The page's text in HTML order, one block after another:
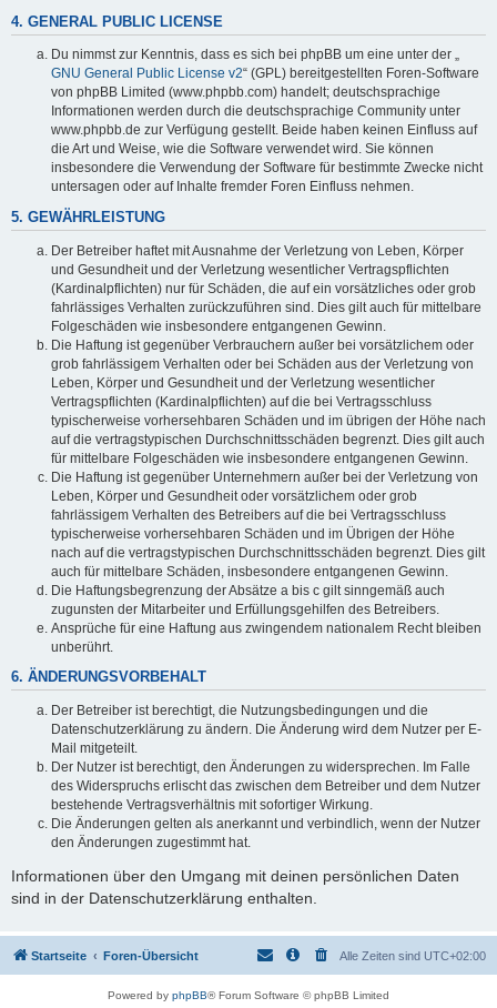
4. GENERAL PUBLIC LICENSE
Du nimmst zur Kenntnis, dass es sich bei phpBB um eine unter der „
GNU General Public License v2“ (GPL) bereitgestellten Foren-Software
von phpBB Limited (www.phpbb.com) handelt; deutschsprachige
Informationen werden durch die deutschsprachige Community unter
www.phpbb.de zur Verfügung gestellt. Beide haben keinen Einfluss auf
die Art und Weise, wie die Software verwendet wird. Sie können
insbesondere die Verwendung der Software für bestimmte Zwecke nicht
untersagen oder auf Inhalte fremder Foren Einfluss nehmen.
5. GEWÄHRLEISTUNG
Der Betreiber haftet mit Ausnahme der Verletzung von Leben, Körper
und Gesundheit und der Verletzung wesentlicher Vertragspflichten
(Kardinalpflichten) nur für Schäden, die auf ein vorsätzliches oder grob
fahrlässiges Verhalten zurückzuführen sind. Dies gilt auch für mittelbare
Folgeschäden wie insbesondere entgangenen Gewinn.
Die Haftung ist gegenüber Verbrauchern außer bei vorsätzlichem oder
grob fahrlässigem Verhalten oder bei Schäden aus der Verletzung von
Leben, Körper und Gesundheit und der Verletzung wesentlicher
Vertragspflichten (Kardinalpflichten) auf die bei Vertragsschluss
typischerweise vorhersehbaren Schäden und im übrigen der Höhe nach
auf die vertragstypischen Durchschnittsschäden begrenzt. Dies gilt auch
für mittelbare Folgeschäden wie insbesondere entgangenen Gewinn.
Die Haftung ist gegenüber Unternehmern außer bei der Verletzung von
Leben, Körper und Gesundheit oder vorsätzlichem oder grob
fahrlässigem Verhalten des Betreibers auf die bei Vertragsschluss
typischerweise vorhersehbaren Schäden und im Übrigen der Höhe
nach auf die vertragstypischen Durchschnittsschäden begrenzt. Dies gilt
auch für mittelbare Schäden, insbesondere entgangenen Gewinn.
Die Haftungsbegrenzung der Absätze a bis c gilt sinngemäß auch
zugunsten der Mitarbeiter und Erfüllungsgehilfen des Betreibers.
Ansprüche für eine Haftung aus zwingendem nationalem Recht bleiben
unberührt.
6. ÄNDERUNGSVORBEHALT
Der Betreiber ist berechtigt, die Nutzungsbedingungen und die
Datenschutzerklärung zu ändern. Die Änderung wird dem Nutzer per E-
Mail mitgeteilt.
Der Nutzer ist berechtigt, den Änderungen zu widersprechen. Im Falle
des Widerspruchs erlischt das zwischen dem Betreiber und dem Nutzer
bestehende Vertragsverhältnis mit sofortiger Wirkung.
Die Änderungen gelten als anerkannt und verbindlich, wenn der Nutzer
den Änderungen zugestimmt hat.
Informationen über den Umgang mit deinen persönlichen Daten
sind in der Datenschutzerklärung enthalten.
Startseite Foren-Übersicht Alle Zeiten sind UTC+02:00
Powered by phpBB® Forum Software © phpBB Limited